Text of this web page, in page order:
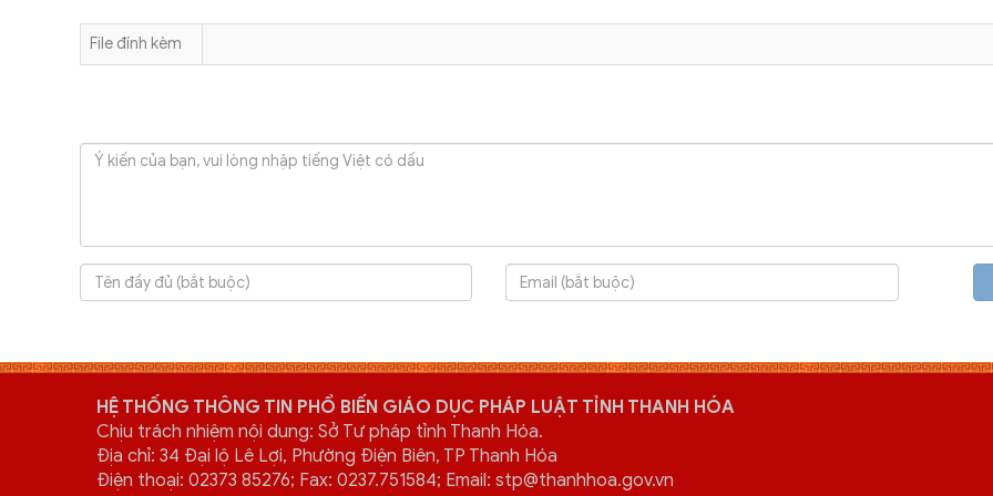
File đính kèm
HỆ THỐNG THÔNG TIN PHỔ BIẾN GIÁO DỤC PHÁP LUẬT TỈNH THANH HÓA
Chịu trách nhiệm nội dung: Sở Tư pháp tỉnh Thanh Hóa.
Địa chỉ: 34 Đại lộ Lê Lợi, Phường Điện Biên, TP Thanh Hóa
Điện thoại: 02373 85276; Fax: 0237.751584; Email: stp@thanhhoa.gov.vn